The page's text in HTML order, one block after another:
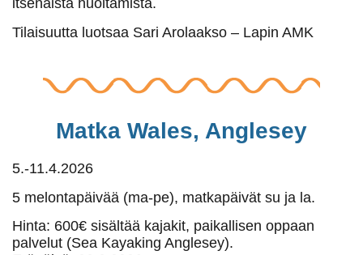
itsenäistä huoltamista.
Tilaisuutta luotsaa Sari Arolaakso – Lapin AMK
Matka Wales, Anglesey
5.-11.4.2026
5 melontapäivää (ma-pe), matkapäivät su ja la.
Hinta: 600€ sisältää kajakit, paikallisen oppaan
palvelut (Sea Kayaking Anglesey).